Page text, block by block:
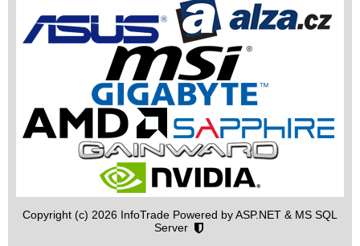
Copyright (c) 2026 InfoTrade Powered by ASP.NET & MS SQL
Server